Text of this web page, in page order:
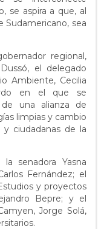
se aspira a que, al
Sudamericano, sea
regional,
el delegado
Ambiente, Cecilia
en el que se
una alianza de
limpias y cambio
ciudadanas de la
senadora Yasna
Fernández; el
y proyectos
Bepre; y el
Jorge Solá,